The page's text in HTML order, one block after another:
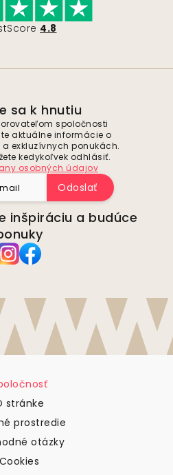
4.8
sa k hnutiu
spoločnosti
aktuálne informácie o
exkluzívnych ponukách.
kedykoľvek odhlásiť.
osobných údajov
Odoslať
inšpiráciu a budúce
stránke
prostredie
otázky
Cookies